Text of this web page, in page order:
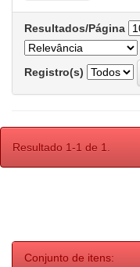
Resultados/Página
Registro(s)
Resultado 1-1 de 1.
Conjunto de itens: